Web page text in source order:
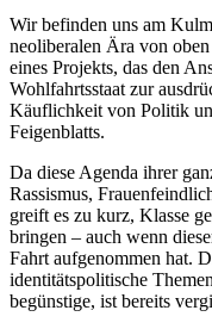
Wir befinden uns am
neoliberalen Ära von
eines Projekts, das den
Wohlfahrtsstaat zur
Käuflichkeit von Politik
Feigenblatts.
Da diese Agenda ihrer
Rassismus,
greift es zu kurz, Klasse
bringen – auch wenn
Fahrt aufgenommen hat.
identitätspolitische
begünstige, ist bereits